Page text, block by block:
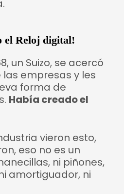
el Reloj digital!
un Suizo, se acercó
empresas y les
forma de
Había creado el
vieron esto,
eso no es un
ni piñones,
amortiguador, ni